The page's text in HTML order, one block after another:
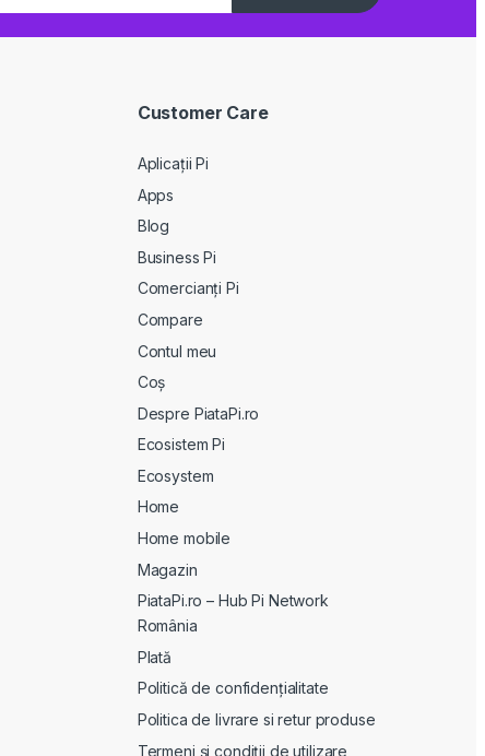
Customer Care
Aplicații Pi
Apps
Blog
Business Pi
Comercianți Pi
Compare
Contul meu
Coș
Despre PiataPi.ro
Ecosistem Pi
Ecosystem
Home
Home mobile
Magazin
PiataPi.ro – Hub Pi Network
România
Plată
Politică de confidențialitate
Politica de livrare si retur produse
Termeni și condiții de utilizare